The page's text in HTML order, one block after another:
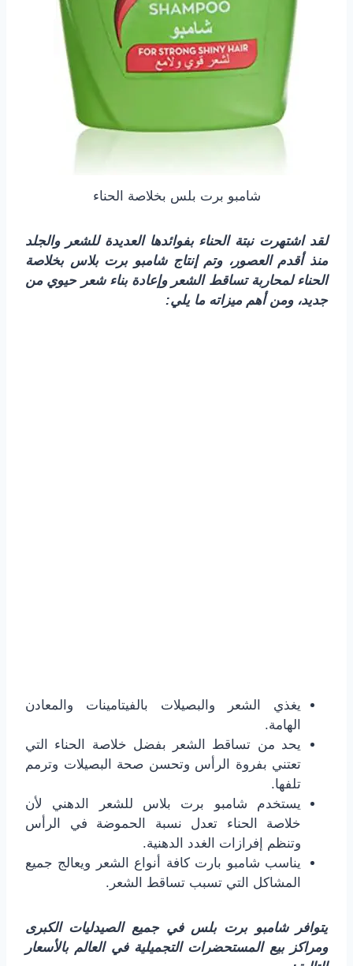
شامبو برت بلس بخلاصة الحناء
لقد اشتهرت نبتة الحناء بفوائدها العديدة للشعر والجلد
منذ أقدم العصور، وتم إنتاج شامبو برت بلاس بخلاصة
الحناء لمحاربة تساقط الشعر وإعادة بناء شعر حيوي من
جديد، ومن أهم ميزاته ما يلي:
يغذي الشعر والبصيلات بالفيتامينات والمعادن
الهامة.
يحد من تساقط الشعر بفضل خلاصة الحناء التي
تعتني بفروة الرأس وتحسن صحة البصيلات وترمم
تلفها.
يستخدم شامبو برت بلاس للشعر الدهني لأن
خلاصة الحناء تعدل نسبة الحموضة في الرأس
وتنظم إفرازات الغدد الدهنية.
يناسب شامبو بارت كافة أنواع الشعر ويعالج جميع
المشاكل التي تسبب تساقط الشعر.
يتوافر شامبو برت بلس في جميع الصيدليات الكبرى
ومراكز بيع المستحضرات التجميلية في العالم بالأسعار